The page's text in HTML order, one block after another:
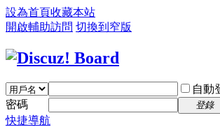
設為首頁收藏本站
開啟輔助訪問 切換到窄版
自動
密碼
登錄
快捷導航